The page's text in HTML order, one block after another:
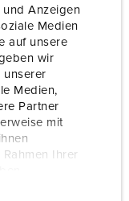
und Anzeigen
Medien
auf unsere
wir
unserer
Medien,
Partner
mit
Ihrer
lijsten beheren.
TOEVOEGEN